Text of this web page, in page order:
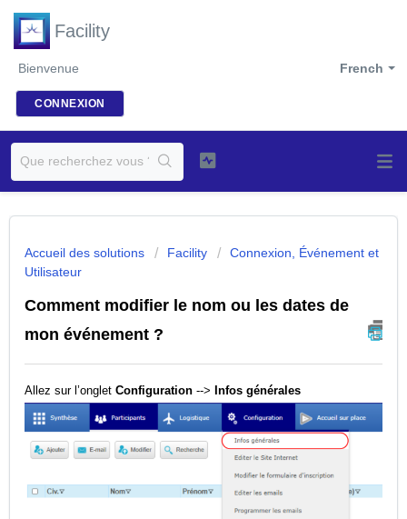
Facility
French
Bienvenue
CONNEXION
Accueil des solutions Facility
Connexion, Événement et
Utilisateur
Comment modifier le nom ou les dates de
mon événement ?
Allez sur l’onglet Configuration --> Infos générales